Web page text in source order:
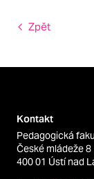
Zpět
Kontakt
Pedagogická
České mládeže 8
400 01 Ústí nad